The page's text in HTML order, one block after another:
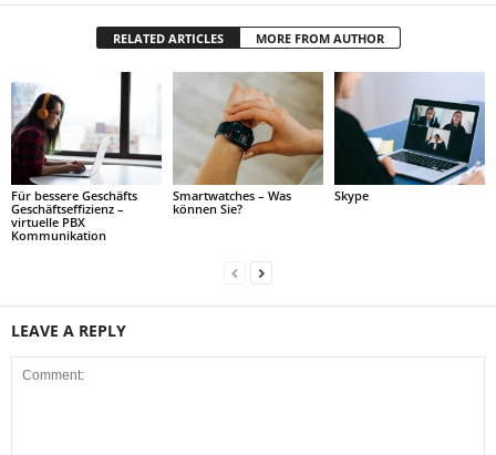
RELATED ARTICLES MORE FROM AUTHOR
Für bessere Geschäfts
Geschäftseffizienz –
virtuelle PBX
Kommunikation
Smartwatches – Was
können Sie?
Skype
LEAVE A REPLY